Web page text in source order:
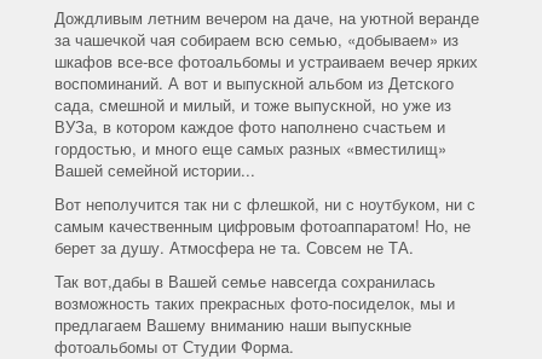
Дождливым летним вечером на даче, на уютной веранде
за чашечкой чая собираем всю семью, «добываем» из
шкафов все-все фотоальбомы и устраиваем вечер ярких
воспоминаний. А вот и выпускной альбом из Детского
сада, смешной и милый, и тоже выпускной, но уже из
ВУЗа, в котором каждое фото наполнено счастьем и
гордостью, и много еще самых разных «вместилищ»
Вашей семейной истории...
Вот неполучится так ни с флешкой, ни с ноутбуком, ни с
самым качественным цифровым фотоаппаратом! Но, не
берет за душу. Атмосфера не та. Совсем не ТА.
Так вот,дабы в Вашей семье навсегда сохранилась
возможность таких прекрасных фото-посиделок, мы и
предлагаем Вашему вниманию наши выпускные
фотоальбомы от Студии Форма.